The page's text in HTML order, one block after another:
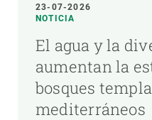
23-07-2026
NOTICIA
El agua y la
aumentan la
bosques
mediterráneos